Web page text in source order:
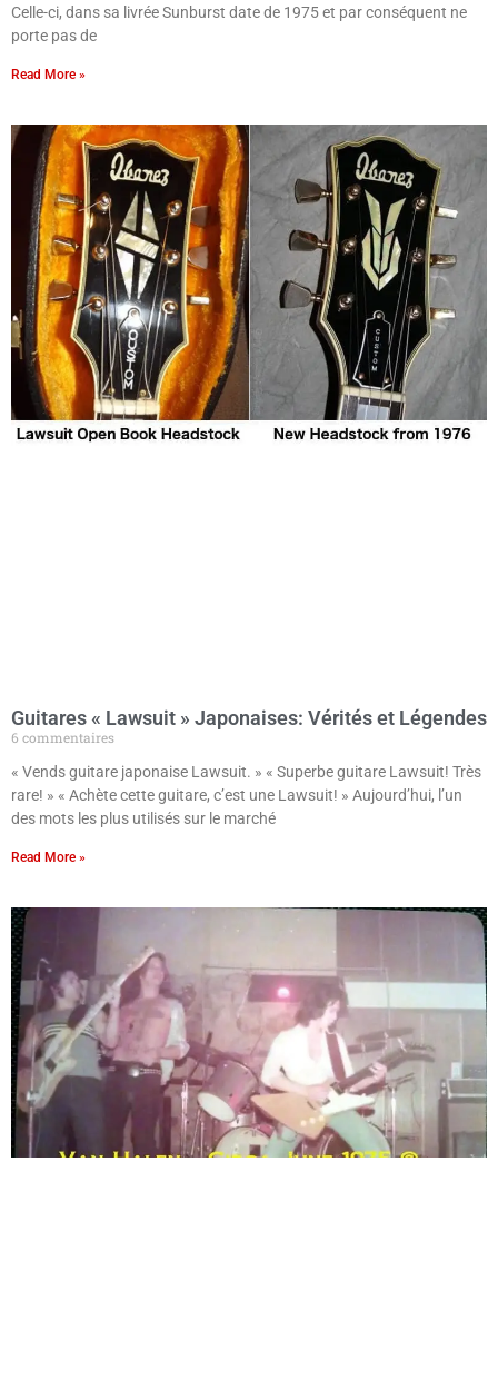
Celle-ci, dans sa livrée Sunburst date de 1975 et par conséquent ne
porte pas de
Read More »
Guitares « Lawsuit » Japonaises: Vérités et Légendes
6 commentaires
« Vends guitare japonaise Lawsuit. » « Superbe guitare Lawsuit! Très
rare! » « Achète cette guitare, c’est une Lawsuit! » Aujourd’hui, l’un
des mots les plus utilisés sur le marché
Read More »